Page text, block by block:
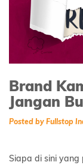
Brand
Jangan
Posted by Fullstop
Siapa di sini